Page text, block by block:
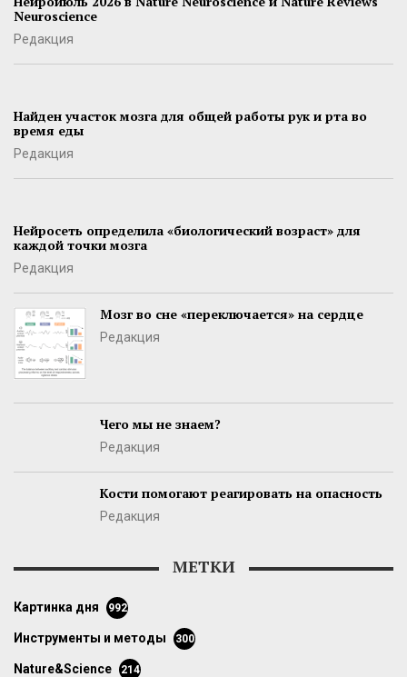
Neuroscience
Редакция
Найден участок мозга для общей работы рук и рта во
время еды
Редакция
Нейросеть определила «биологический возраст» для
каждой точки мозга
Редакция
Мозг во сне «переключается» на сердце
Редакция
Чего мы не знаем?
Редакция
Кости помогают реагировать на опасность
Редакция
МЕТКИ
картинка дня 992
инструменты и методы 300
Nature&Science 214